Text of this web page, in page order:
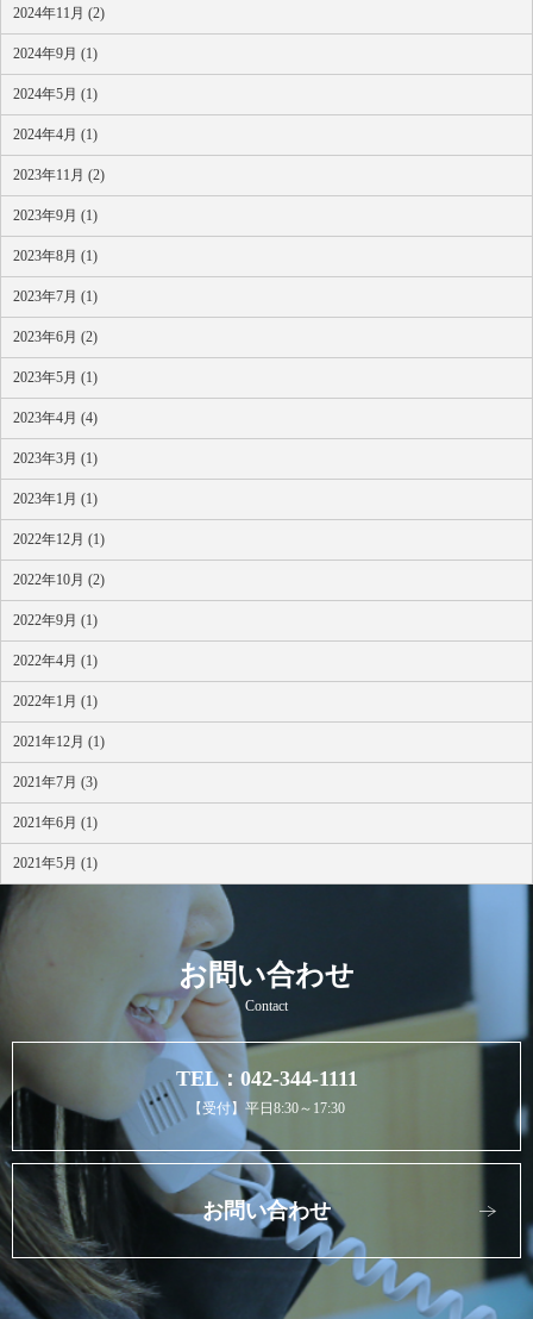
2024年11月 (2)
2024年9月 (1)
2024年5月 (1)
2024年4月 (1)
2023年11月 (2)
2023年9月 (1)
2023年8月 (1)
2023年7月 (1)
2023年6月 (2)
2023年5月 (1)
2023年4月 (4)
2023年3月 (1)
2023年1月 (1)
2022年12月 (1)
2022年10月 (2)
2022年9月 (1)
2022年4月 (1)
2022年1月 (1)
2021年12月 (1)
2021年7月 (3)
2021年6月 (1)
2021年5月 (1)
お問い合わせ
Contact
TEL：042-344-1111
【受付】平日8:30～17:30
お問い合わせ